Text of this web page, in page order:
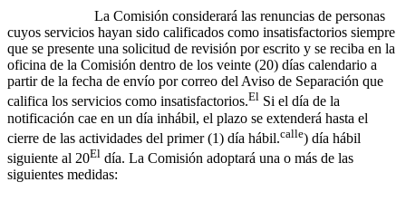
La Comisión considerará las renuncias de personas
cuyos servicios hayan sido calificados como insatisfactorios siempre
que se presente una solicitud de revisión por escrito y se reciba en la
oficina de la Comisión dentro de los veinte (20) días calendario a
partir de la fecha de envío por correo del Aviso de Separación que
califica los servicios como insatisfactorios.El Si el día de la
notificación cae en un día inhábil, el plazo se extenderá hasta el
cierre de las actividades del primer (1) día hábil.calle) día hábil
siguiente al 20El día. La Comisión adoptará una o más de las
siguientes medidas: